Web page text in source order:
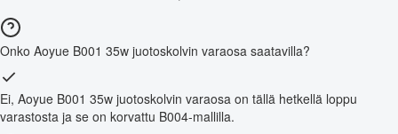
Onko Aoyue B001 35w juotoskolvin varaosa saatavilla?
Ei, Aoyue B001 35w juotoskolvin varaosa on tällä hetkellä loppu
varastosta ja se on korvattu B004-mallilla.